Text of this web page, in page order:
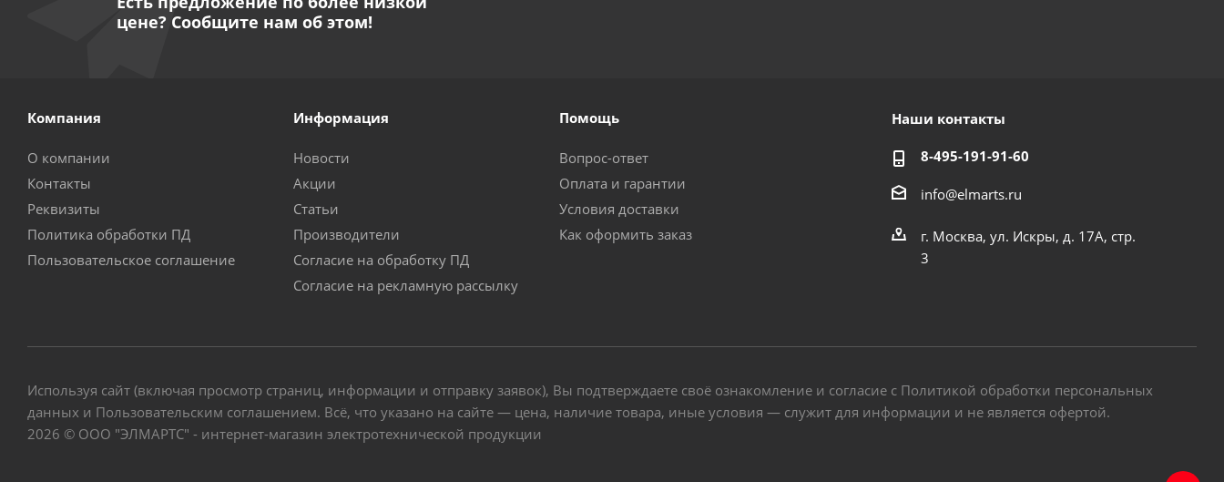
цене? Сообщите нам об этом!
Компания
О компании
Контакты
Реквизиты
Политика обработки ПД
Пользовательское соглашение
Информация
Новости
Акции
Статьи
Производители
Согласие на обработку ПД
Согласие на рекламную рассылку
Помощь
Вопрос-ответ
Оплата и гарантии
Условия доставки
Как оформить заказ
Наши контакты
8-495-191-91-60
info@elmarts.ru
г. Москва, ул. Искры, д. 17А, стр.
3
Используя сайт (включая просмотр страниц, информации и отправку заявок), Вы подтверждаете своё ознакомление и согласие с Политикой обработки персональных
данных и Пользовательским соглашением. Всё, что указано на сайте — цена, наличие товара, иные условия — служит для информации и не является офертой.
2026 © ООО "ЭЛМАРТС" - интернет-магазин электротехнической продукции